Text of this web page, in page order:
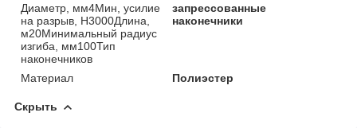
Диаметр, мм4Мин, усилие
на разрыв, Н3000Длина,
м20Минимальный радиус
изгиба, мм100Тип
наконечников
запрессованные
наконечники
Материал Полиэстер
Скрыть